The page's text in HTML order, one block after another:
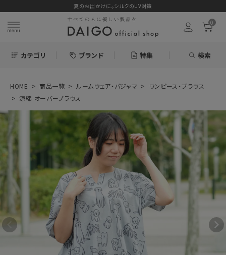
夏のお出かけに。シルクのUV対策
0
カテゴリ ブランド 特集 検索
search
ログイン お気に入り
涼綿 オーバーブ
ラウス
7,150円
(税込)
HOME 商品一覧 ルームウェア・パジャマ
ワンピース・ブラウス
涼綿 オーバーブラウス